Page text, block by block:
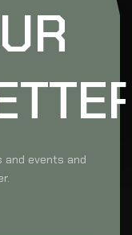
and events and